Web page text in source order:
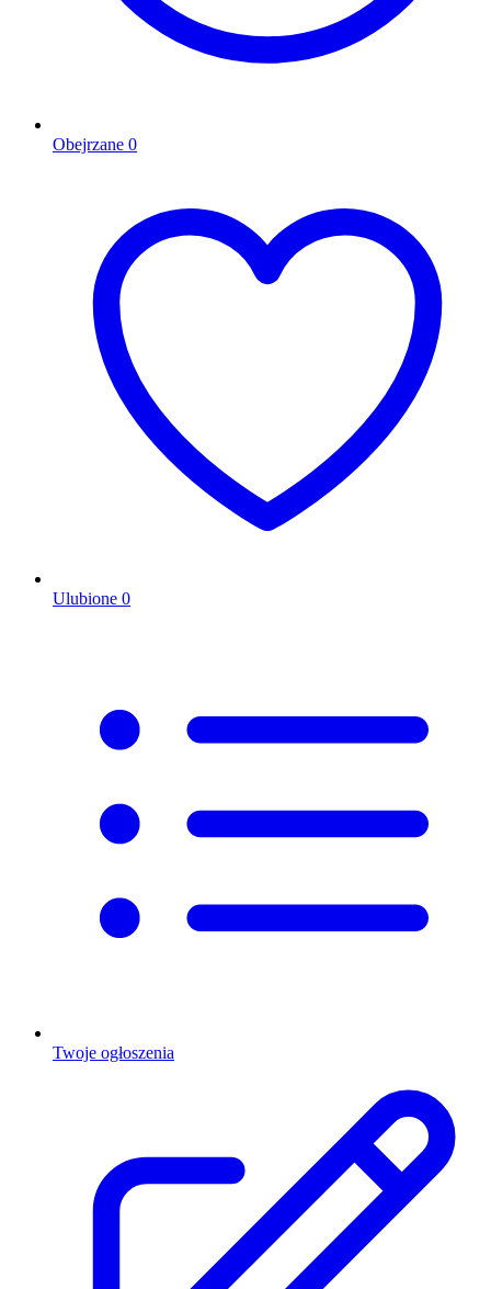
Obejrzane 0
Ulubione 0
Twoje ogłoszenia